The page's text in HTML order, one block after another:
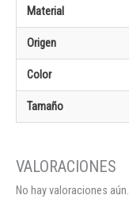
Material
Origen
Color
Tamaño
No hay valoraciones aún.